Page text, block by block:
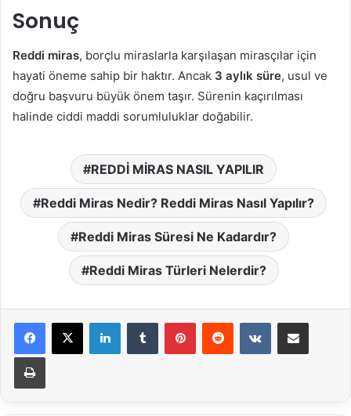
Sonuç
Reddi miras, borçlu miraslarla karşılaşan mirasçılar için
hayati öneme sahip bir haktır. Ancak 3 aylık süre, usul ve
doğru başvuru büyük önem taşır. Sürenin kaçırılması
halinde ciddi maddi sorumluluklar doğabilir.
REDDİ MİRAS NASIL YAPILIR
Reddi Miras Nedir? Reddi Miras Nasıl Yapılır?
Reddi Miras Süresi Ne Kadardır?
Reddi Miras Türleri Nelerdir?
LinkedInTumblr PinterestReddit VKontakteE-Posta ile paylaş
Yazdır